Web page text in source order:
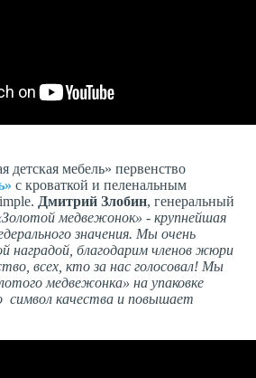
мебель» первенство
с кроваткой и пеленальным
Дмитрий Злобин, генеральный
медвежонок» - крупнейшая
значения. Мы очень
наградой, благодарим членов жюри
всех, кто за нас голосовал! Мы
медвежонка» на упаковке
символ качества и повышает